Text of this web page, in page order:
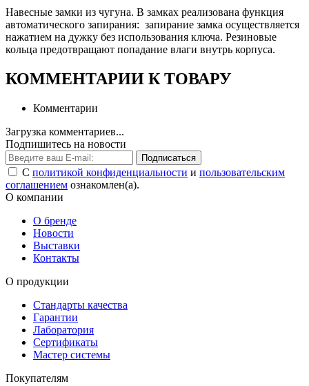
Навесные замки из чугуна. В замках реализована функция
автоматического запирания: запирание замка осуществляется
нажатием на дужку без использования ключа. Резиновые
кольца предотвращают попадание влаги внутрь корпуса.
КОММЕНТАРИИ К ТОВАРУ
Комментарии
Загрузка комментариев...
Подпишитесь на новости
Подписаться
С политикой конфиденциальности и пользовательским
соглашением ознакомлен(а).
О компании
О бренде
Новости
Выставки
Контакты
О продукции
Стандарты качества
Гарантии
Лаборатория
Сертификаты
Мастер системы
Покупателям